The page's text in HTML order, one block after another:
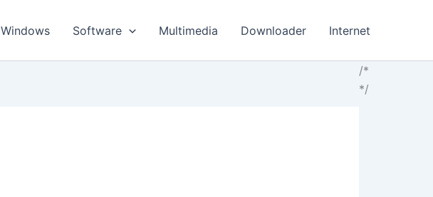
Windows Software Multimedia Downloader Internet
/*
*/